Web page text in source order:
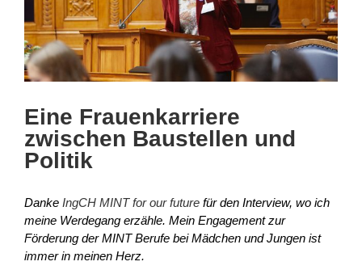
Eine Frauenkarriere
zwischen Baustellen und
Politik
Danke IngCH MINT for our future für den Interview, wo ich
meine Werdegang erzähle. Mein Engagement zur
Förderung der MINT Berufe bei Mädchen und Jungen ist
immer in meinen Herz.